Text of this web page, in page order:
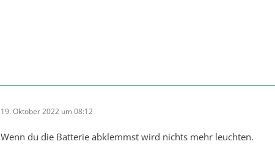
19. Oktober 2022 um 08:12
Wenn du die Batterie abklemmst wird nichts mehr leuchten.